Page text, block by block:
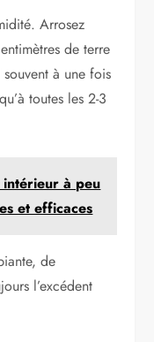
Arrosez
de terre
à une fois
toutes les 2-3
intérieur à peu
et efficaces
de
l’excédent